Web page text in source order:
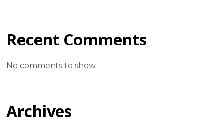
Recent Comments
No comments to show.
Archives